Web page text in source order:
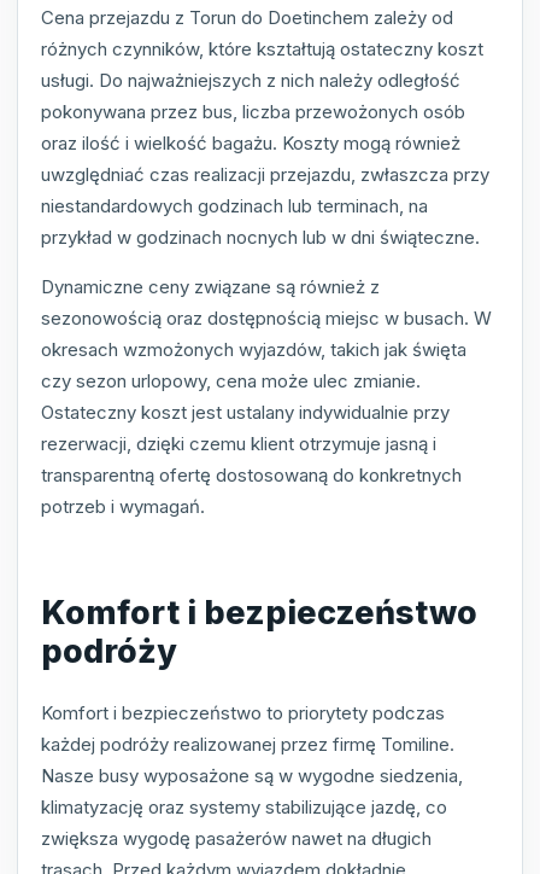
Cena przejazdu z Torun do Doetinchem zależy od
różnych czynników, które kształtują ostateczny koszt
usługi. Do najważniejszych z nich należy odległość
pokonywana przez bus, liczba przewożonych osób
oraz ilość i wielkość bagażu. Koszty mogą również
uwzględniać czas realizacji przejazdu, zwłaszcza przy
niestandardowych godzinach lub terminach, na
przykład w godzinach nocnych lub w dni świąteczne.
Dynamiczne ceny związane są również z
sezonowością oraz dostępnością miejsc w busach. W
okresach wzmożonych wyjazdów, takich jak święta
czy sezon urlopowy, cena może ulec zmianie.
Ostateczny koszt jest ustalany indywidualnie przy
rezerwacji, dzięki czemu klient otrzymuje jasną i
transparentną ofertę dostosowaną do konkretnych
potrzeb i wymagań.
Komfort i bezpieczeństwo
podróży
Komfort i bezpieczeństwo to priorytety podczas
każdej podróży realizowanej przez firmę Tomiline.
Nasze busy wyposażone są w wygodne siedzenia,
klimatyzację oraz systemy stabilizujące jazdę, co
zwiększa wygodę pasażerów nawet na długich